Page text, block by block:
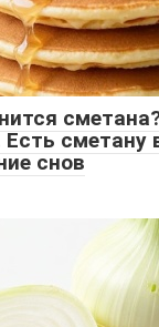
Есть сметану
снов